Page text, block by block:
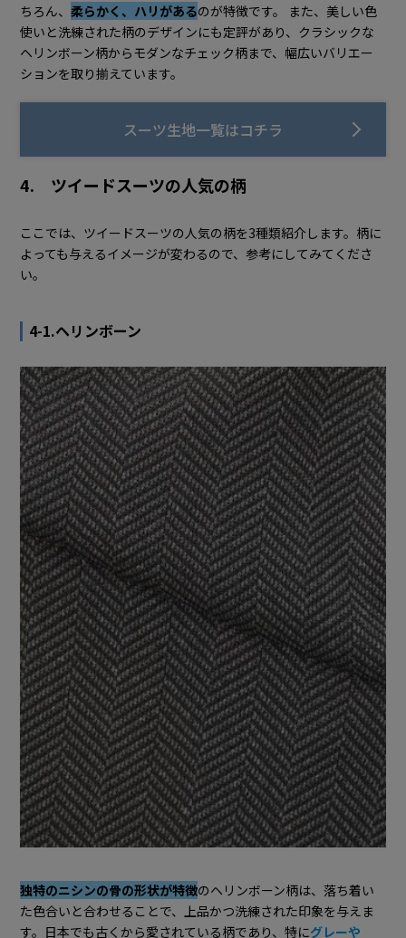
ちろん、柔らかく、ハリがあるのが特徴です。 また、美しい色
使いと洗練された柄のデザインにも定評があり、クラシックな
ヘリンボーン柄からモダンなチェック柄まで、幅広いバリエー
ションを取り揃えています。
スーツ生地一覧はコチラ
4. ツイードスーツの人気の柄
ここでは、ツイードスーツの人気の柄を3種類紹介します。柄に
よっても与えるイメージが変わるので、参考にしてみてくださ
い。
4-1.ヘリンボーン
独特のニシンの骨の形状が特徴のヘリンボーン柄は、落ち着い
た色合いと合わせることで、上品かつ洗練された印象を与えま
す。日本でも古くから愛されている柄であり、特にグレーや